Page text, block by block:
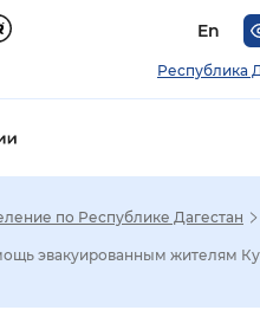
En
Республика
по Республике Дагестан
эвакуированным жителям